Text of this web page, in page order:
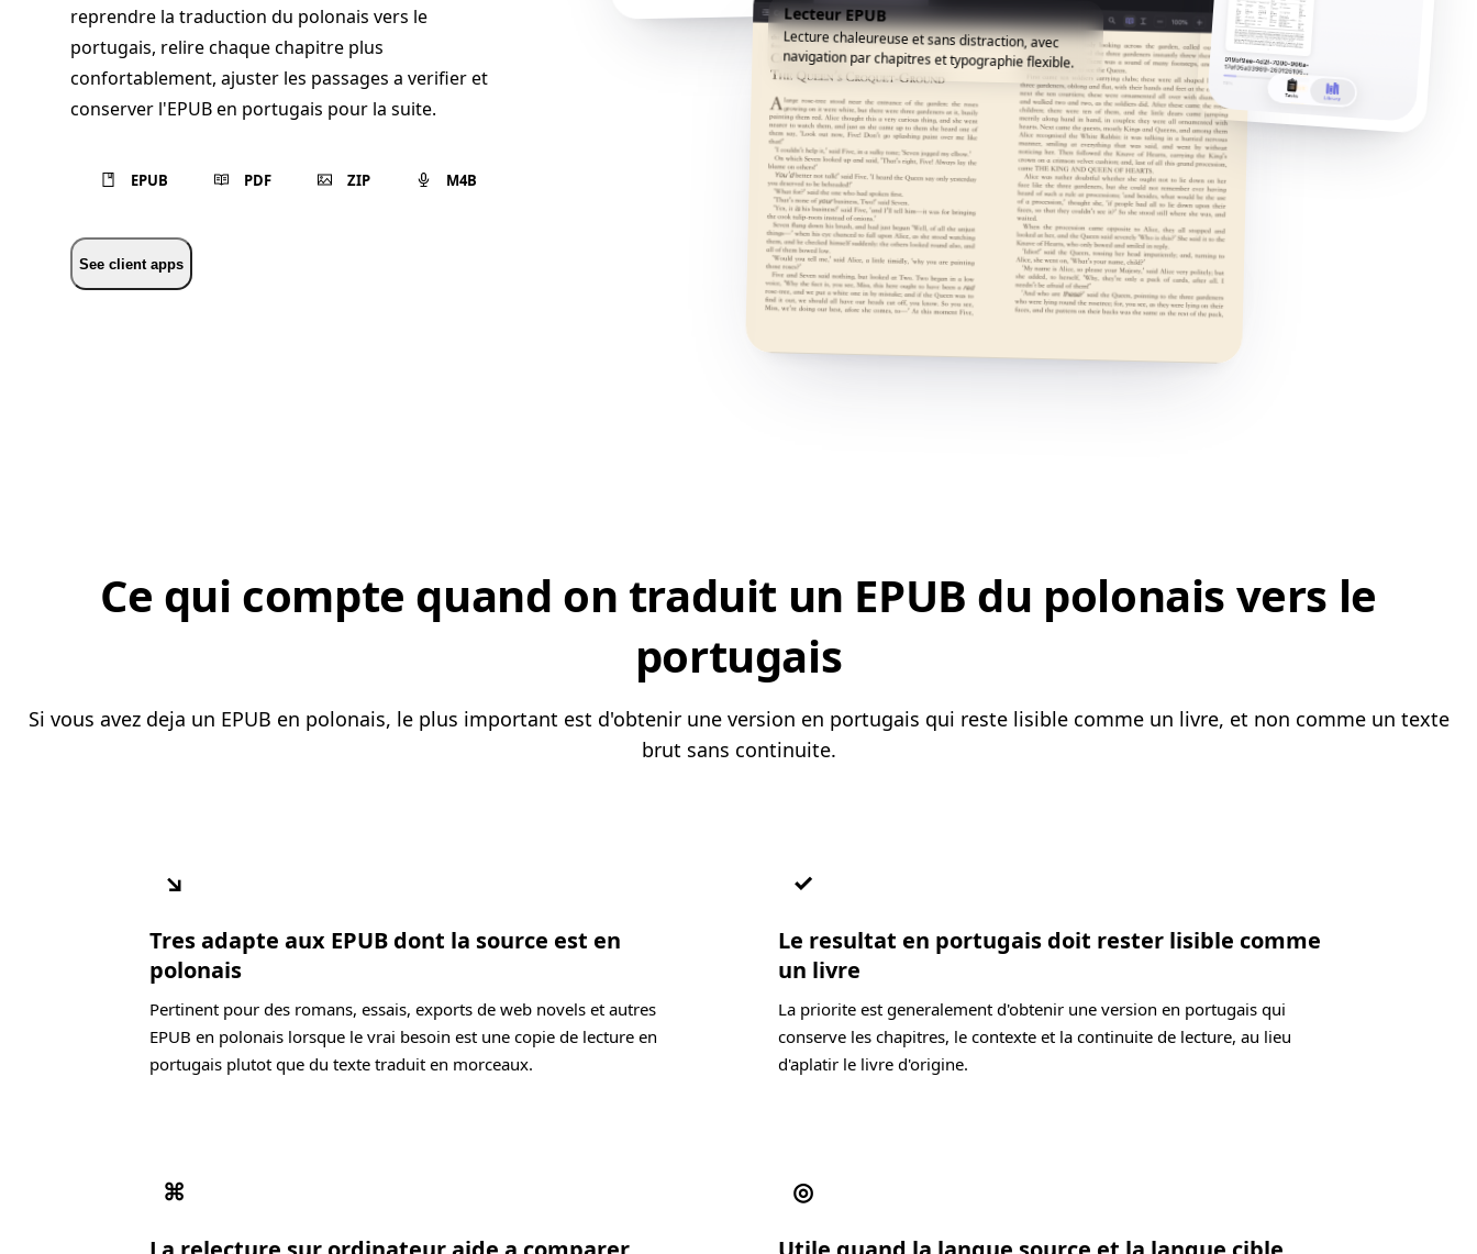
reprendre la traduction du polonais vers le
portugais, relire chaque chapitre plus
confortablement, ajuster les passages a verifier et
conserver l'EPUB en portugais pour la suite.
EPUB PDF ZIP M4B
See client apps
Lecteur EPUB
Lecture chaleureuse et sans distraction, avec
navigation par chapitres et typographie flexible.
Ce qui compte quand on traduit un EPUB du polonais vers le
portugais
Si vous avez deja un EPUB en polonais, le plus important est d'obtenir une version en portugais qui reste lisible comme un livre, et non comme un texte
brut sans continuite.
↘
Tres adapte aux EPUB dont la source est en
polonais
Pertinent pour des romans, essais, exports de web novels et autres
EPUB en polonais lorsque le vrai besoin est une copie de lecture en
portugais plutot que du texte traduit en morceaux.
✓
Le resultat en portugais doit rester lisible comme
un livre
La priorite est generalement d'obtenir une version en portugais qui
conserve les chapitres, le contexte et la continuite de lecture, au lieu
d'aplatir le livre d'origine.
⌘ ◎